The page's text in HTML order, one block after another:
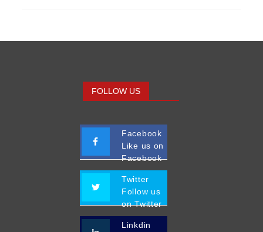
FOLLOW US
Facebook
Like us on
Facebook
Twitter
Follow us
on Twitter
Linkdin